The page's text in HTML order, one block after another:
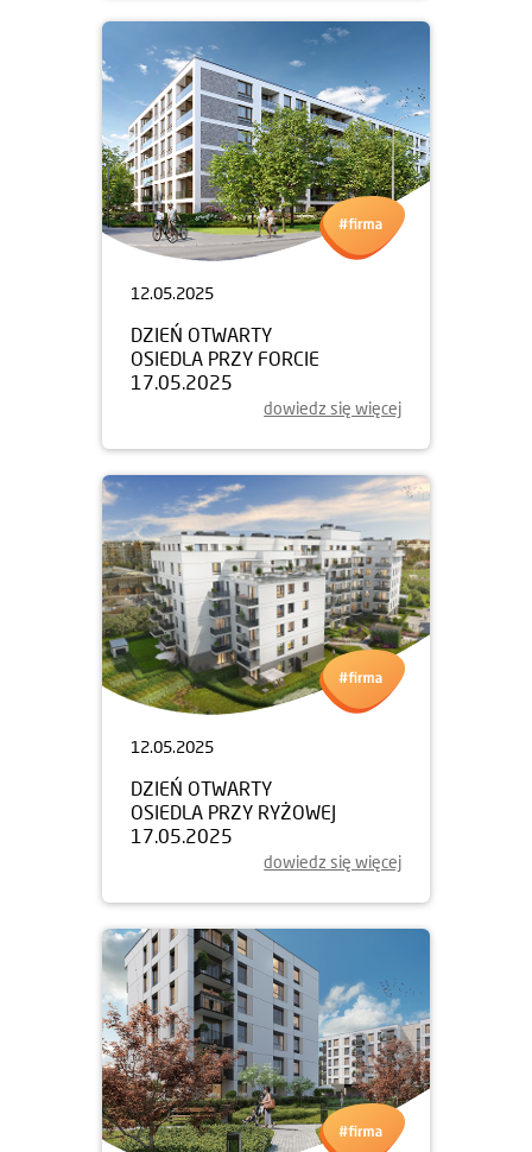
12.05.2025
DZIEŃ OTWARTY
OSIEDLA PRZY FORCIE
17.05.2025
dowiedz się więcej
12.05.2025
DZIEŃ OTWARTY
OSIEDLA PRZY RYŻOWEJ
17.05.2025
dowiedz się więcej